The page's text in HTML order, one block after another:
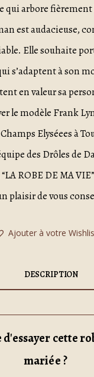
qui arbore fièrement
est audacieuse,
Elle souhaite
s’adaptent à son
en valeur sa
le modèle Frank
Elyséees à
des Drôles de
ROBE DE MA
plaisir de vous
Ajouter à votre
DESCRIPTION
d'essayer cette
mariée ?